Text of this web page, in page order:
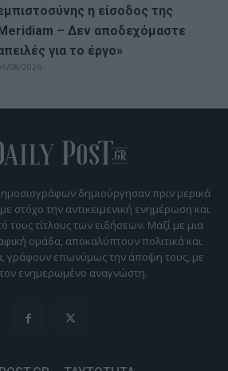
η είσοδος της
– Δεν αποδεχόμαστε
για το έργο»
08/2026
δημιούργησαν πριν μερικά
στόχο την αντικειμενική ενημέρωση και
τους τίτλους των ειδήσεων. Μαζί με μια
ομάδα, αποκαλύπτουν πολιτικά και
γράφουν επωνύμως την άποψη τους, με
ενημερωμένο αναγνώστη.